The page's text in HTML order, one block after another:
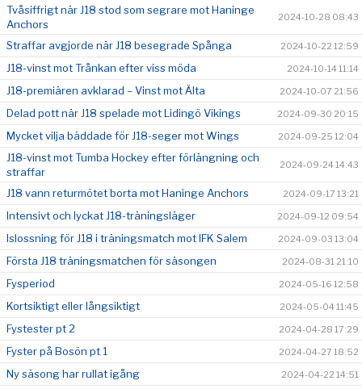
Tvåsiffrigt när J18 stod som segrare mot Haninge
Anchors
2024-10-28 08:43
Straffar avgjorde när J18 besegrade Spånga 2024-10-22 12:59
J18-vinst mot Trånkan efter viss möda 2024-10-14 11:14
J18-premiären avklarad – Vinst mot Älta 2024-10-07 21:56
Delad pott när J18 spelade mot Lidingö Vikings 2024-09-30 20:15
Mycket vilja bäddade för J18-seger mot Wings 2024-09-25 12:04
J18-vinst mot Tumba Hockey efter förlängning och
straffar
2024-09-24 14:43
J18 vann returmötet borta mot Haninge Anchors 2024-09-17 13:21
Intensivt och lyckat J18-träningsläger 2024-09-12 09:54
Islossning för J18 i träningsmatch mot IFK Salem 2024-09-03 13:04
Första J18 träningsmatchen för säsongen 2024-08-31 21:10
Fysperiod 2024-05-16 12:58
Kortsiktigt eller långsiktigt 2024-05-04 11:45
Fystester pt 2 2024-04-28 17:29
Fyster på Bosön pt 1 2024-04-27 18:52
Ny säsong har rullat igång 2024-04-22 14:51